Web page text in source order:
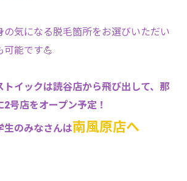
の気になる脱毛箇所をお選びいただい
可能です💪
トイックは読谷店から飛び出して、那
号店をオープン予定！
生のみなさんは南風原店へ